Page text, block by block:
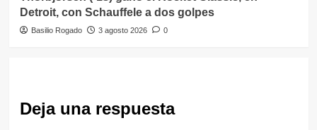
Detroit, con Schauffele a dos golpes
Basilio Rogado 3 agosto 2026 0
Deja una respuesta